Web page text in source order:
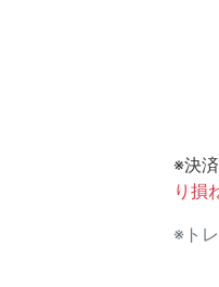
※決
り損
※ト